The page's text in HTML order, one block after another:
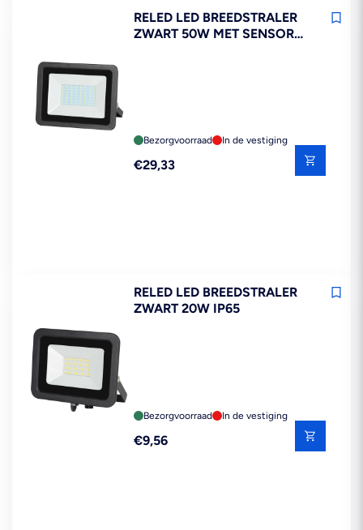
RELED LED BREEDSTRALER
ZWART 50W MET SENSOR
Bezorgvoorraad In de vestiging
Reguliere
€29,33
RELED LED BREEDSTRALER
ZWART 20W IP65
Bezorgvoorraad In de vestiging
Reguliere
€9,56